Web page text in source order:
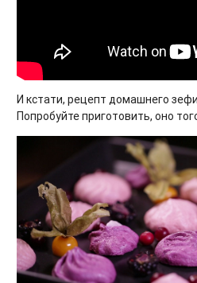
И кстати, рецепт домашнего
Попробуйте приготовить, оно